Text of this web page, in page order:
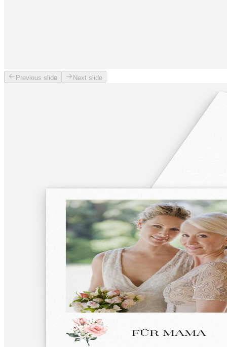
Previous slide Next slide